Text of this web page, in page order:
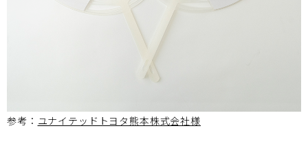
参考： ユナイテッドトヨタ熊本株式会社様